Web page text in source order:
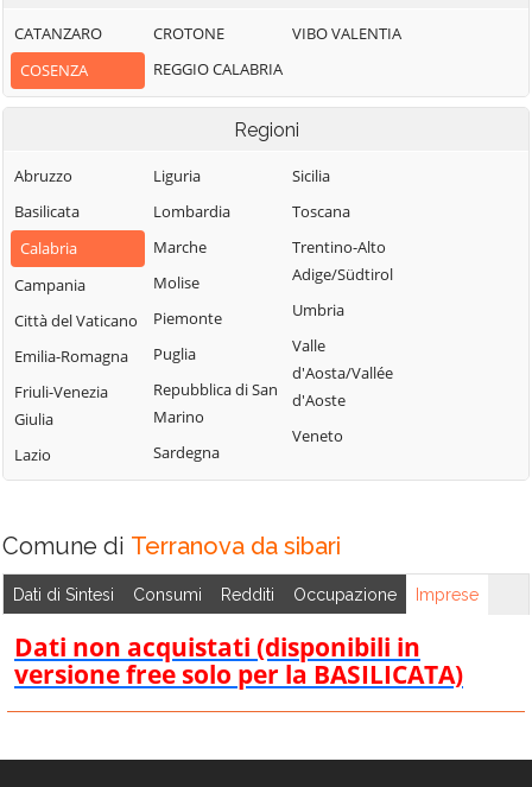
Aprigliano
Belmonte
Calabro
Bianchi
Bisignano
Bocchigliero
Bonifati
Buonvicino
Calopezzati
Cariati
Carolei
Carpanzano
Casali del Manco
Cassano all'Ionio
Piemontese
Lago
Laino Castello
Lappano
Lattarico
Longobardi
Longobucco
Lungro
Luzzi
Mandatoriccio
Mangone
Marano
Marchesato
Marano
Albanese
San Demetrio
Corone
San Donato di
San Giorgio
Albanese
San Giovanni in
Fiore
San Lorenzo
Vallo
San Marco
Argentano
Finita
San Nicola Arcella
CATANZARO
COSENZA
CROTONE
REGGIO CALABRIA
VIBO VALENTIA
Regioni
Abruzzo
Basilicata
Calabria
Campania
Città del Vaticano
Emilia-Romagna
Friuli-Venezia
Giulia
Lazio
Liguria
Lombardia
Marche
Molise
Piemonte
Puglia
Repubblica di San
Marino
Sardegna
Sicilia
Toscana
Trentino-Alto
Adige/Südtirol
Umbria
Valle
d'Aosta/Vallée
d'Aoste
Veneto
Comune di Terranova da sibari
Dati di Sintesi Consumi Redditi Occupazione Imprese
Dati non acquistati (disponibili in
versione free solo per la BASILICATA)